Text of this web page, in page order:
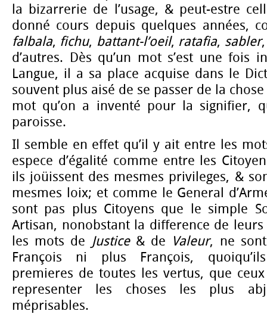
la bizarrerie de l’usage, & peut-estre
donné cours depuis quelques années,
falbala, fichu, battant-l’oeil, ratafia, sabler
d’autres. Dès qu’un mot s’est une fois
Langue, il a sa place acquise dans le
souvent plus aisé de se passer de la
mot qu’on a inventé pour la signifier,
paroisse.
Il semble en effet qu’il y ait entre les
espece d’égalité comme entre les
ils joüissent des mesmes privileges, &
mesmes loix; et comme le General
sont pas plus Citoyens que le simple
Artisan, nonobstant la difference de
les mots de Justice& de Valeur, ne
François ni plus François,
premieres de toutes les vertus, que
representer les choses les plus
méprisables.